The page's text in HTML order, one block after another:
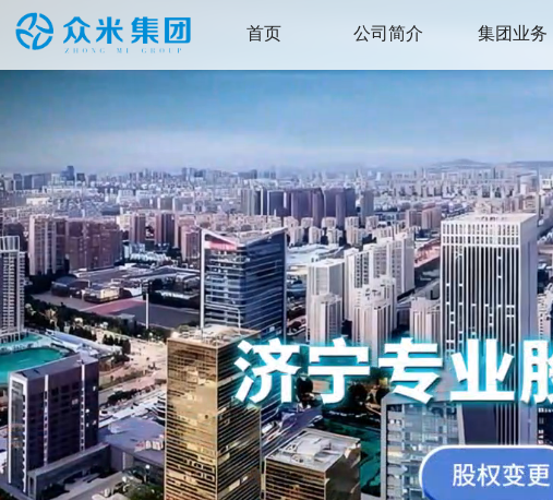
首页 公司简介 集团业务
本站首页
组织架构
集团荣誉
核心知识产权
联系我们
涉税服务
海关进
企业资
综合资
建设项
国土资
水务服
生态环
人力资
企业金融